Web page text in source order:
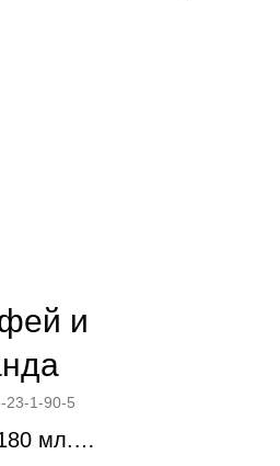
и
23-1-90-5
мл.